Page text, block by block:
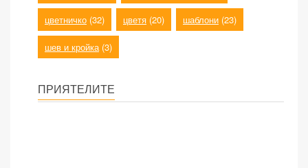
цветничко (32) цветя (20) шаблони (23)
шев и кройка (3)
ПРИЯТЕЛИТЕ